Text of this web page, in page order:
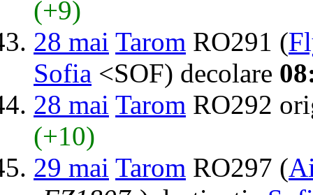
(+9)
28 mai Tarom RO291 (
Sofia <SOF) decolare
28 mai Tarom RO292
(+10)
29 mai Tarom RO297 (